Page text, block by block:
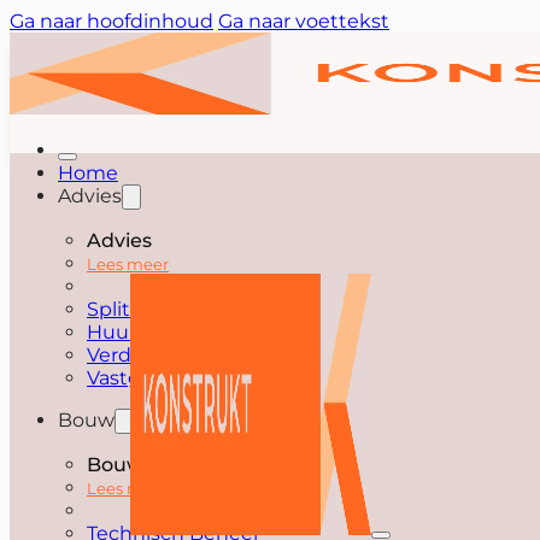
Ga naar hoofdinhoud Ga naar voettekst
Home
Advies
Advies
Lees meer
Splitsen
Huurdersbegeleiding
Verduurzamen
Vastgoedoptimalisatie
Bouw
Bouw
Lees meer
Technisch Beheer